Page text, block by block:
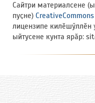
Сайтри материалсене
пуҫне)
лицензипе килӗшӳллӗн
ыйтусене кунта ярӑр: